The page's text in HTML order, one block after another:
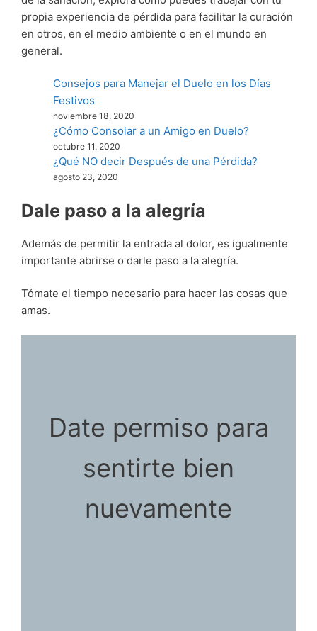
propia experiencia de pérdida para facilitar la curación
en otros, en el medio ambiente o en el mundo en
general.
Consejos para Manejar el Duelo en los Días
Festivos
noviembre 18, 2020
¿Cómo Consolar a un Amigo en Duelo?
octubre 11, 2020
¿Qué NO decir Después de una Pérdida?
agosto 23, 2020
Dale paso a la alegría
Además de permitir la entrada al dolor, es igualmente
importante abrirse o darle paso a la alegría.
Tómate el tiempo necesario para hacer las cosas que
amas.
Date permiso para
sentirte bien
nuevamente